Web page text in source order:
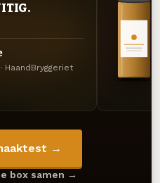
HaandBryggeriet
→
box samen →